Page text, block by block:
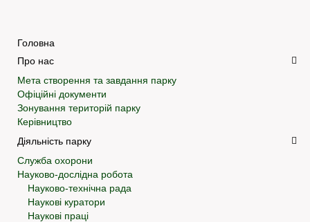
Головна
Про нас
Мета створення та завдання парку
Офіційні документи
Зонування територій парку
Керівництво
Діяльність парку
Служба охорони
Науково-дослідна робота
Науково-технічна рада
Наукові куратори
Наукові праці